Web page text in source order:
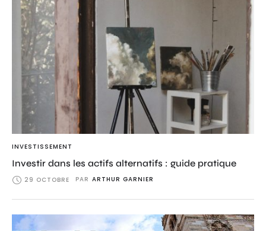
INVESTISSEMENT
Investir dans les actifs alternatifs : guide pratique
29 OCTOBRE PAR ARTHUR GARNIER